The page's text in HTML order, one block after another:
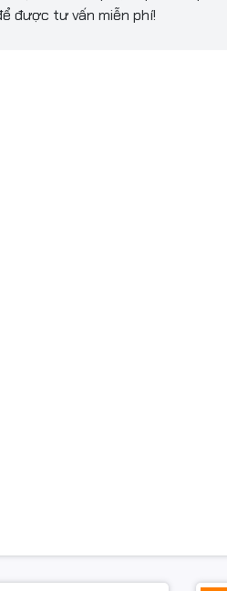
được tư vấn miễn phí!